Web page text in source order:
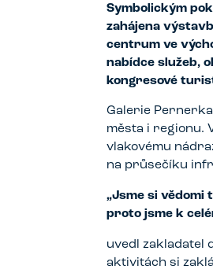
Symbolickým
zahájena
centrum ve
nabídce služeb,
kongresové
Galerie
města i regionu.
vlakovému
na průsečíku
„Jsme si vědomi
proto jsme k
uvedl zakladatel
aktivitách si